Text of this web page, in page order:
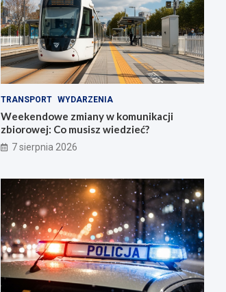
TRANSPORT WYDARZENIA
Weekendowe zmiany w komunikacji
zbiorowej: Co musisz wiedzieć?
7 sierpnia 2026